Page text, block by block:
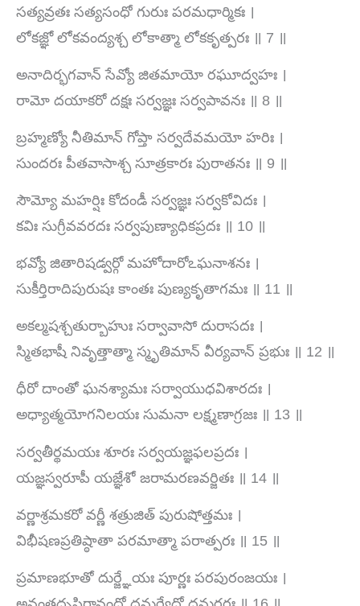
సత్యవ్రతః సత్యసంధో గురుః పరమధార్మికః ।
లోకజ్ఞో లోకవంద్యశ్చ లోకాత్మా లోకకృత్పరః ॥ 7 ॥
అనాదిర్భగవాన్ సేవ్యో జితమాయో రఘూద్వహః ।
రామో దయాకరో దక్షః సర్వజ్ఞః సర్వపావనః ॥ 8 ॥
బ్రహ్మణ్యో నీతిమాన్ గోప్తా సర్వదేవమయో హరిః ।
సుందరః పీతవాసాశ్చ సూత్రకారః పురాతనః ॥ 9 ॥
సౌమ్యో మహర్షిః కోదండీ సర్వజ్ఞః సర్వకోవిదః ।
కవిః సుగ్రీవవరదః సర్వపుణ్యాధికప్రదః ॥ 10 ॥
భవ్యో జితారిషడ్వర్గో మహోదారోఽఘనాశనః ।
సుకీర్తిరాదిపురుషః కాంతః పుణ్యకృతాగమః ॥ 11 ॥
అకల్మషశ్చతుర్బాహుః సర్వావాసో దురాసదః ।
స్మితభాషీ నివృత్తాత్మా స్మృతిమాన్ వీర్యవాన్ ప్రభుః ॥ 12 ॥
ధీరో దాంతో ఘనశ్యామః సర్వాయుధవిశారదః ।
అధ్యాత్మయోగనిలయః సుమనా లక్ష్మణాగ్రజః ॥ 13 ॥
సర్వతీర్థమయః శూరః సర్వయజ్ఞఫలప్రదః ।
యజ్ఞస్వరూపీ యజ్ఞేశో జరామరణవర్జితః ॥ 14 ॥
వర్ణాశ్రమకరో వర్ణీ శత్రుజిత్ పురుషోత్తమః ।
విభీషణప్రతిష్ఠాతా పరమాత్మా పరాత్పరః ॥ 15 ॥
ప్రమాణభూతో దుర్జ్ఞేయః పూర్ణః పరపురంజయః ।